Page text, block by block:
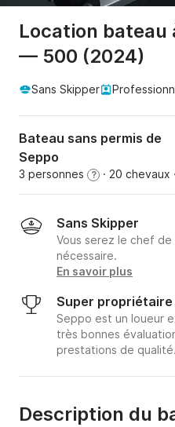
Location bateau
— 500 (2024)
Sans Skipper
Bateau sans permis de
Seppo
3 personnes ? · 20 chevaux
Sans Skipper
Vous serez le chef
nécessaire.
En savoir plus
Super propriétaire
Seppo est un loueur
très bonnes
prestations de qualité.
Description du